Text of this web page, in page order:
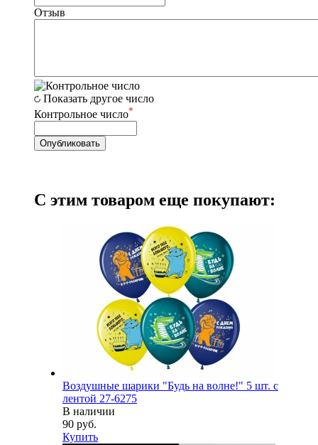
Отзыв
Показать другое число
Контрольное число*
С этим товаром еще покупают:
Воздушные шарики "Будь на волне!" 5 шт. с
лентой 27-6275
В наличии
90 руб.
Купить